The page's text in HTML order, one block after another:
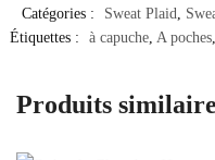
Catégories :
Sweat Plaid,
Étiquettes :
à capuche, A poches,
Produits